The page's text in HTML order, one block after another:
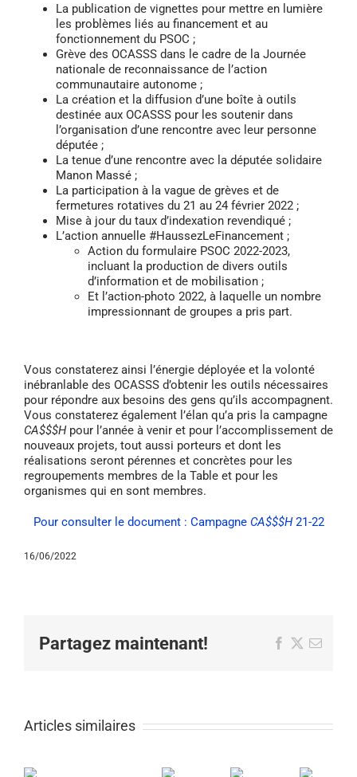
La publication de vignettes pour mettre en lumière
les problèmes liés au financement et au
fonctionnement du PSOC ;
Grève des OCASSS dans le cadre de la Journée
nationale de reconnaissance de l’action
communautaire autonome ;
La création et la diffusion d’une boîte à outils
destinée aux OCASSS pour les soutenir dans
l’organisation d’une rencontre avec leur personne
députée ;
La tenue d’une rencontre avec la députée solidaire
Manon Massé ;
La participation à la vague de grèves et de
fermetures rotatives du 21 au 24 février 2022 ;
Mise à jour du taux d’indexation revendiqué ;
L’action annuelle #HaussezLeFinancement ;
Action du formulaire PSOC 2022-2023,
incluant la production de divers outils
d’information et de mobilisation ;
Et l’action-photo 2022, à laquelle un nombre
impressionnant de groupes a pris part.
Vous constaterez ainsi l’énergie déployée et la volonté
inébranlable des OCASSS d’obtenir les outils nécessaires
pour répondre aux besoins des gens qu’ils accompagnent.
Vous constaterez également l’élan qu’a pris la campagne
CA$$$Hpour l’année à venir et pour l’accomplissement de
nouveaux projets, tout aussi porteurs et dont les
réalisations seront pérennes et concrètes pour les
regroupements membres de la Table et pour les
organismes qui en sont membres.
Pour consulter le document : CampagneCA$$$H21-22
16/06/2022
Partagez maintenant! Facebook
X Email
Articles similaires